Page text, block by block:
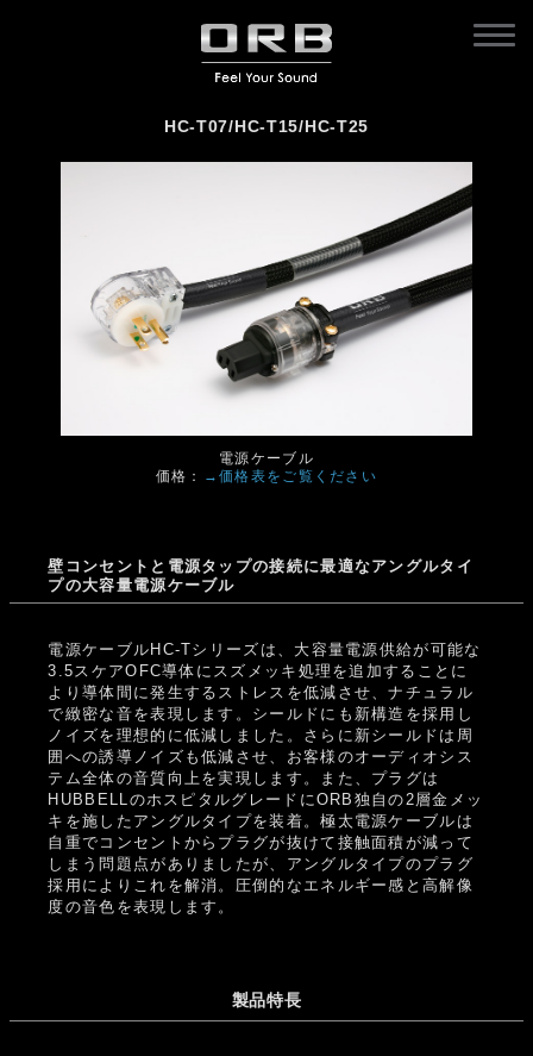
HC-T07/HC-T15/HC-T25
電源ケーブル
価格：
→価格表をご覧ください
壁コンセントと電源タップの接続に最適なアングルタイ
プの大容量電源ケーブル
電源ケーブルHC-Tシリーズは、大容量電源供給が可能な
3.5スケアOFC導体にスズメッキ処理を追加することに
より導体間に発生するストレスを低減させ、ナチュラル
で緻密な音を表現します。シールドにも新構造を採用し
ノイズを理想的に低減しました。さらに新シールドは周
囲への誘導ノイズも低減させ、お客様のオーディオシス
テム全体の音質向上を実現します。また、プラグは
HUBBELLのホスピタルグレードにORB独自の2層金メッ
キを施したアングルタイプを装着。極太電源ケーブルは
自重でコンセントからプラグが抜けて接触面積が減って
しまう問題点がありましたが、アングルタイプのプラグ
採用によりこれを解消。圧倒的なエネルギー感と高解像
度の音色を表現します。
製品特長